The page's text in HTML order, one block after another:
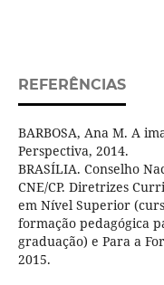
REFERÊNCIAS
BARBOSA, Ana M. A
Perspectiva, 2014.
BRASÍLIA. Conselho
CNE/CP. Diretrizes
em Nível Superior
formação pedagógica
graduação) e Para a
2015.